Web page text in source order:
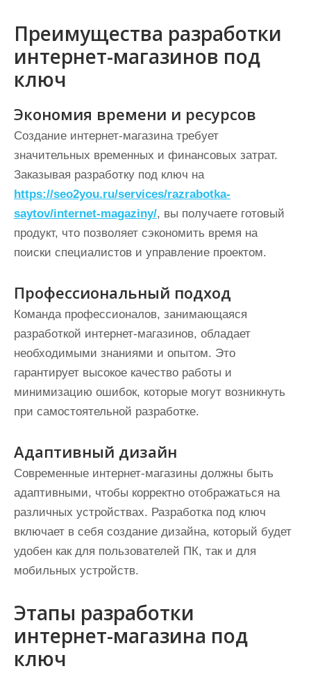
Преимущества разработки
интернет-магазинов под
ключ
Экономия времени и ресурсов
Создание интернет-магазина требует
значительных временных и финансовых затрат.
Заказывая разработку под ключ на
https://seo2you.ru/services/razrabotka-
saytov/internet-magaziny/, вы получаете готовый
продукт, что позволяет сэкономить время на
поиски специалистов и управление проектом.
Профессиональный подход
Команда профессионалов, занимающаяся
разработкой интернет-магазинов, обладает
необходимыми знаниями и опытом. Это
гарантирует высокое качество работы и
минимизацию ошибок, которые могут возникнуть
при самостоятельной разработке.
Адаптивный дизайн
Современные интернет-магазины должны быть
адаптивными, чтобы корректно отображаться на
различных устройствах. Разработка под ключ
включает в себя создание дизайна, который будет
удобен как для пользователей ПК, так и для
мобильных устройств.
Этапы разработки
интернет-магазина под
ключ